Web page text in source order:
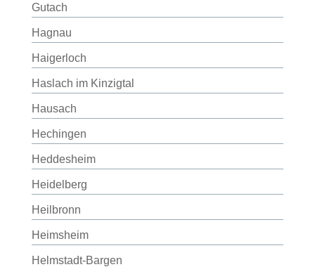
Gutach
Hagnau
Haigerloch
Haslach im Kinzigtal
Hausach
Hechingen
Heddesheim
Heidelberg
Heilbronn
Heimsheim
Helmstadt-Bargen